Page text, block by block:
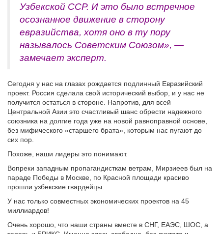
Узбекской ССР. И это было встречное
осознанное движение в сторону
евразийства, хотя оно в ту пору
называлось Советским Союзом», —
замечает эксперт.
Сегодня у нас на глазах рождается подлинный Евразийский
проект. Россия сделала свой исторический выбор, и у нас не
получится остаться в стороне. Напротив, для всей
Центральной Азии это счастливый шанс обрести надежного
союзника на долгие года уже на новой равноправной основе,
без мифического «старшего брата», которым нас пугают до
сих пор.
Похоже, наши лидеры это понимают.
Вопреки западным пропагандисткам ветрам, Мирзиеев был на
параде Победы в Москве, по Красной площади красиво
прошли узбекские гвардейцы.
У нас только совместных экономических проектов на 45
миллиардов!
Очень хорошо, что наши страны вместе в СНГ, ЕАЭС, ШОС, а